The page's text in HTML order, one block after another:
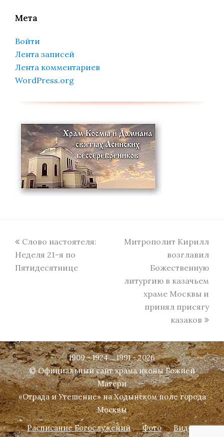
Мета
Войти
Лента записей
Лента комментариев
WordPress.org
previous
post:
Слово настоятеля:
Неделя 21-я по
Пятидесятнице
next
Митрополит Кирилл
возглавил
Божественную
литургию в казачьем
храме Москвы и
принял присягу
казаков
1909 - 1924 ... 1991 - 2026
© Официальный сайт храма иконы Божией
Матери
«Отрада и Утешение» на Ходынском поле города
Москвы
Расписание Богослужений
Фото Видео